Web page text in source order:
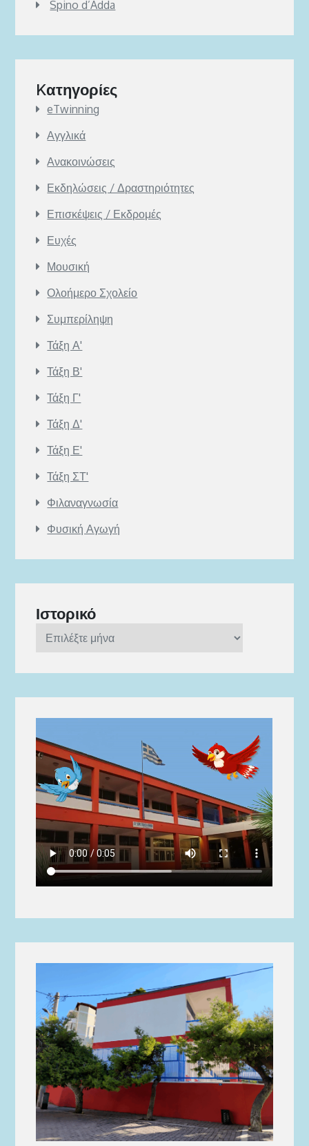
Spino d’Adda
Kατηγορίες
eTwinning
Αγγλικά
Ανακοινώσεις
Εκδηλώσεις / Δραστηριότητες
Επισκέψεις / Εκδρομές
Ευχές
Μουσική
Ολοήμερο Σχολείο
Συμπερίληψη
Τάξη Α'
Τάξη Β'
Τάξη Γ'
Τάξη Δ'
Τάξη Ε'
Τάξη ΣΤ'
Φιλαναγνωσία
Φυσική Αγωγή
Ιστορικό
Ιστορικό